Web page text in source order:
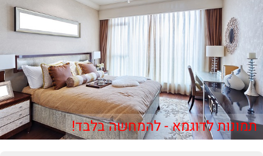
תמונות לדוגמא - להמחשה בלבד!